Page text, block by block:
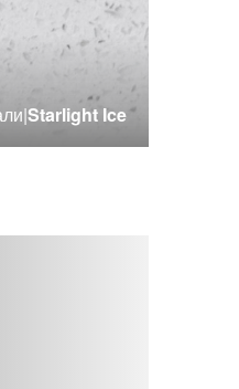
|Starlight Ice